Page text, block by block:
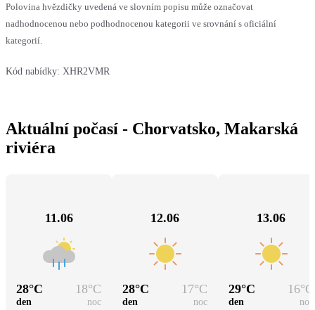
Polovina hvězdičky uvedená ve slovním popisu může označovat
nadhodnocenou nebo podhodnocenou kategorii ve srovnání s oficiální
kategorií.
Kód nabídky: XHR2VMR
Aktuální počasí - Chorvatsko, Makarská
riviéra
11.06
28°C 18°C
den noc
12.06
28°C 17°C
den noc
13.06
29°C 16°C
den noc